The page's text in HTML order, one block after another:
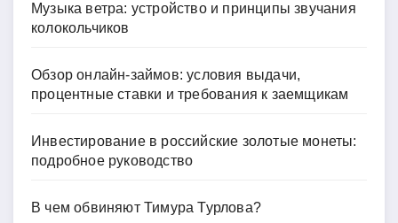
Музыка ветра: устройство и принципы звучания
колокольчиков
Обзор онлайн-займов: условия выдачи,
процентные ставки и требования к заемщикам
Инвестирование в российские золотые монеты:
подробное руководство
В чем обвиняют Тимура Турлова?